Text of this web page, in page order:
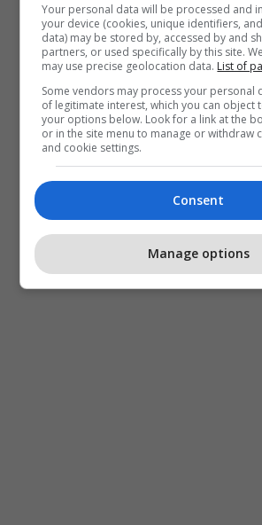
Your personal data will be processed and
your device (cookies, unique identifiers,
data) may be stored by, accessed by and
partners, or used specifically by this site.
may use precise geolocation data. List of
Some vendors may process your personal
of legitimate interest, which you can object
your options below. Look for a link at the
or in the site menu to manage or withdraw
and cookie settings.
Consent
Manage options